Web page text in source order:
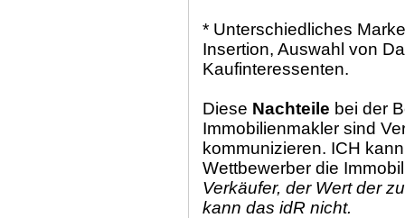
* Unterschiedliches
Insertion, Auswahl von
Kaufinteressenten.
Diese Nachteile bei der
Immobilienmakler sind
kommunizieren. ICH
Wettbewerber die
Verkäufer, der Wert der
kann das idR nicht.